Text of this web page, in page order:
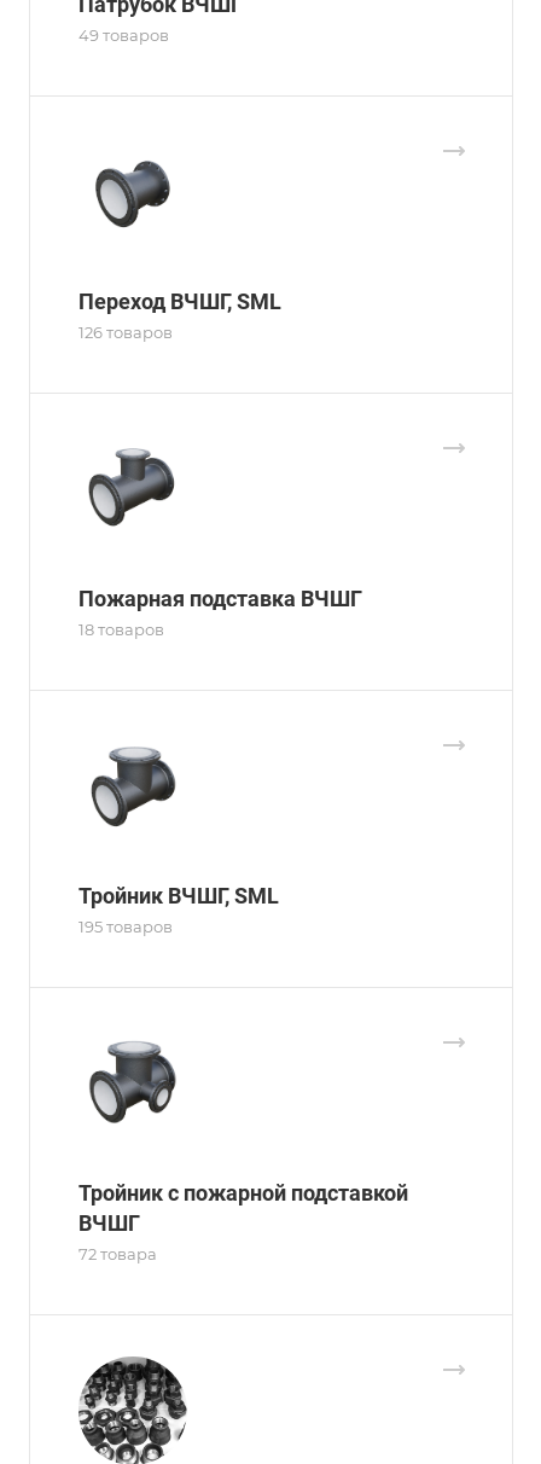
49 товаров
Переход ВЧШГ, SML
126 товаров
Пожарная подставка ВЧШГ
18 товаров
Тройник ВЧШГ, SML
195 товаров
Тройник с пожарной подставкой
ВЧШГ
72 товара